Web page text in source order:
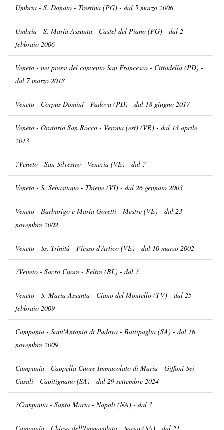
Umbria - S. Donato - Trestina (PG) - dal 5 marzo 2006
Umbria - S. Maria Assunta - Castel del Piano (PG) - dal 2
febbraio 2006
Veneto - nei pressi del convento San Francesco - Cittadella (PD) -
dal 7 marzo 2018
Veneto - Corpus Domini - Padova (PD) - dal 18 giugno 2017
Veneto - Oratorio San Rocco - Verona (est) (VR) - dal 13 aprile
2013
?Veneto - San Silvestro - Venezia (VE) - dal ?
Veneto - S. Sebastiano - Thiene (VI) - dal 26 gennaio 2003
Veneto - Barbarigo e Maria Goretti - Mestre (VE) - dal 23
novembre 2002
Veneto - Ss. Trinità - Fiesso d'Artico (VE) - dal 10 marzo 2002
?Veneto - Sacro Cuore - Feltre (BL) - dal ?
Veneto - S. Maria Assunta - Ciano del Montello (TV) - dal 25
febbraio 2009
Campania - Sant'Antonio di Padova - Battipaglia (SA) - dal 16
novembre 2009
Campania - Cappella Cuore Immacolato di Maria - Giffoni Sei
Casali - Capitignano (SA) - dal 29 settembre 2024
?Campania - Santa Maria - Napoli (NA) - dal ?